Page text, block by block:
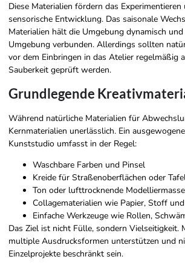
Diese Materialien fördern das
sensorische Entwicklung. Das saisonale
Materialien hält die Umgebung dynamisch
Umgebung verbunden. Allerdings sollten
vor dem Einbringen in das Atelier regelmäßig
Sauberkeit geprüft werden.
Grundlegende
Während natürliche Materialien für
Kernmaterialien unerlässlich. Ein
Kunststudio umfasst in der Regel:
Waschbare Farben und Pinsel
Kreide für Straßenoberflächen oder
Ton oder lufttrocknende
Collagematerialien wie Papier, Stoff
Einfache Werkzeuge wie Rollen,
Das Ziel ist nicht Fülle, sondern Vielseitigkeit.
multiple Ausdrucksformen unterstützen und
Einzelprojekte beschränkt sein.